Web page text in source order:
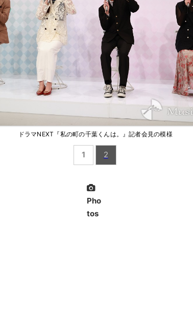
ドラマNEXT『私の町の千葉くんは。』記者会見の模様
1 2
Pho
tos